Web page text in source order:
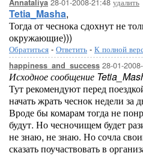
Annataliya
Tetia_Masha,
Тогда от чеснока сдохнут не
окружающие)))
Обратиться - Ответить - К полной
happiness_and_success 28-01-
Исходное сообщение
Тут рекомендуют перед
начать жрать чеснок недели
Вроде бы комарам тогда не
будут. Но чесночищем будет
не знаю, не знаю. Но сочла
сказать поучаствовать в